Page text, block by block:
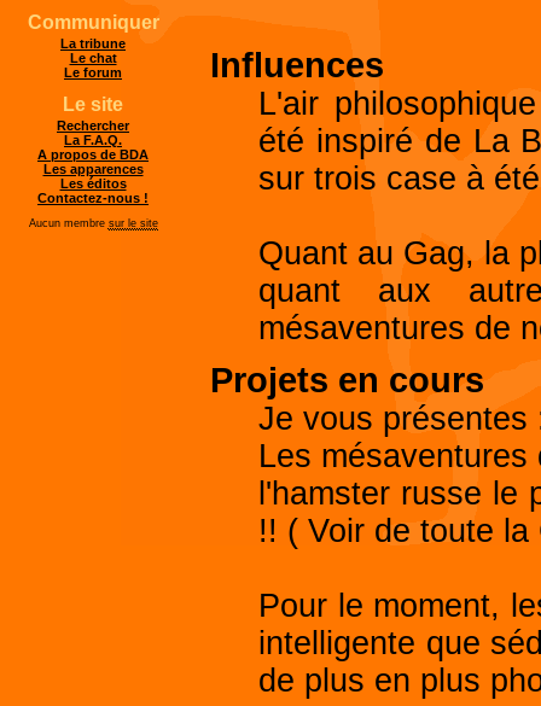
Influences
L'air
été inspiré de La
sur trois case à
Quant au Gag, la
quant aux
mésaventures de
Projets en cours
Je vous présentes
Les mésaventures
l'hamster russe le
!! ( Voir de toute la
Pour le moment,
intelligente que
de plus en plus
Communiquer
La tribune
Le chat
Le forum
Le site
Rechercher
La F.A.Q.
A propos de BDA
Les apparences
Les éditos
Contactez-nous !
Aucun membre sur le site